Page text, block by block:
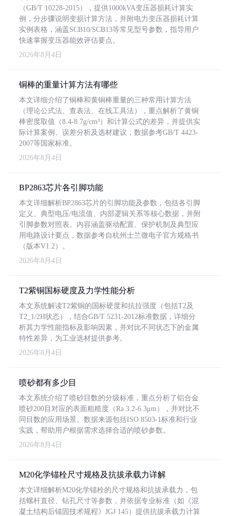
（GB/T 10228-2015），提供1000kVA变压器损耗计算实
例，分步骤说明变损计算方法，并附电力变压器损耗计算
实例表格，涵盖SCB10/SCB13等常见型号参数，指导用户
快速掌握变压器能效评估要点。
2026年8月4日
铜棒的重量计算方法有哪些
本文详细介绍了铜棒和黄铜棒重量的三种常用计算方法
（理论公式法、查表法、在线工具法），重点解析了黄铜
棒密度取值（8.4-8.7g/cm³）和计算公式的差异，并提供实
际计算案例、误差分析及选材建议，数据参考GB/T 4423-
2007等国家标准。
2026年8月4日
BP2863芯片各引脚功能
本文详细解析BP2863芯片的引脚功能及参数，包括各引脚
定义、典型电压/电流值、内部逻辑关系等核心数据，并附
引脚参数对照表。内容涵盖驱动配置、保护机制及典型应
用电路设计要点，数据参考自杭州士兰微电子官方规格书
（版本V1.2）。
2026年8月4日
T2紫铜国标硬度及力学性能分析
本文系统解读T2紫铜的国标硬度和抗拉强度（包括T2及
T2_1/2H状态），结合GB/T 5231-2012标准数据，详细分
析其力学性能指标及影响因素，并对比不同状态下的金属
特性差异，为工业选材提供参考。
2026年8月4日
喷砂都有多少目
本文系统介绍了喷砂目数的分级标准，重点分析了铝合金
喷砂200目对应的表面粗糙度（Ra 3.2-6.3μm），并对比不
同目数的应用场景。数据来源包括ISO 8503-1标准和行业
实践，帮助用户根据需求选择合适的喷砂参数。
2026年8月4日
M20化学锚栓尺寸规格及抗拔承载力详解
本文详细解析M20化学锚栓的尺寸规格和抗拔承载力，包
括螺杆直径、钻孔尺寸等参数，并依据专业标准（如《混
凝土结构后锚固技术规程》JGJ 145）提供抗拔承载力计算